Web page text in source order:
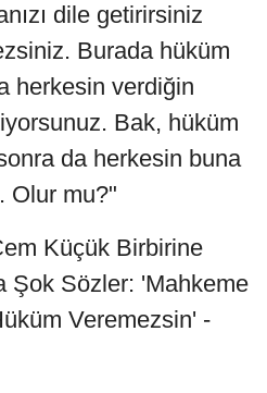
dile getirirsiniz
Burada hüküm
herkesin verdiğin
Bak, hüküm
da herkesin buna
Olur mu?"